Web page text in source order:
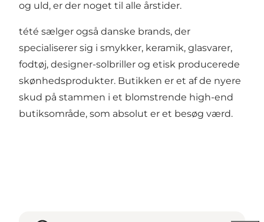
og uld, er der noget til alle årstider.
tété sælger også danske brands, der
specialiserer sig i smykker, keramik, glasvarer,
fodtøj, designer-solbriller og etisk producerede
skønhedsprodukter. Butikken er et af de nyere
skud på stammen i et blomstrende high-end
butiksområde, som absolut er et besøg værd.